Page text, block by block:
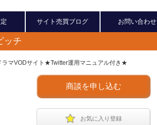
サイト売買ブログ お問い合わせ
ッチ
ラマVODサイト★Twitter運用マニュアル付き★
商談を申し込む
お気に入り登録